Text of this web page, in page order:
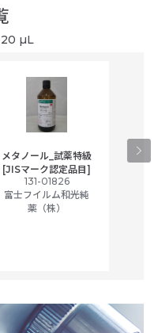
20 µL
メタノール_試薬特級
[JISマーク認定品目]
131-01826
富士フイルム和光純
薬（株）
ア